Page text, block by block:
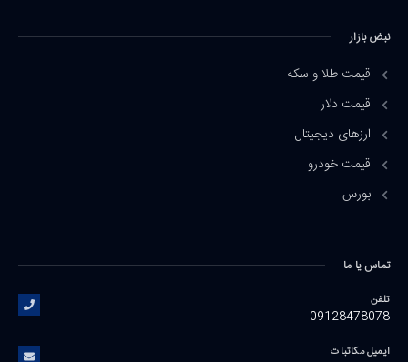
نبض بازار
قیمت طلا و سکه
قیمت دلار
ارزهای دیجیتال
قیمت خودرو
بورس
تماس یا ما
تلفن
09128478078
ایمیل مکاتبات